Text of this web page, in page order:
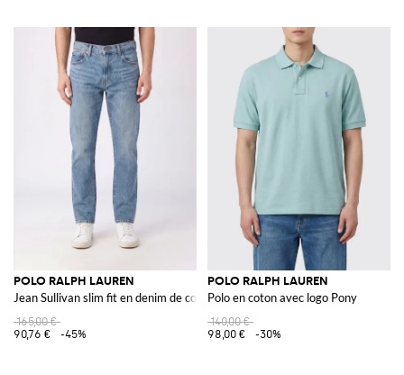
POLO RALPH LAUREN
Jean Sullivan slim fit en denim de coton taille mi-haute
165,00 €
90,76 €
-45%
POLO RALPH LAUREN
Polo en coton avec logo Pony
140,00 €
98,00 €
-30%